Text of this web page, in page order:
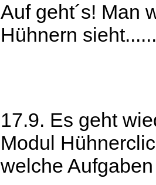
Auf geht´s! Man
Hühnern sieht......
17.9. Es geht
Modul
welche